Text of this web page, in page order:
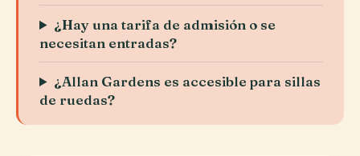
¿Hay una tarifa de admisión o se
necesitan entradas?
¿Allan Gardens es accesible para sillas
de ruedas?